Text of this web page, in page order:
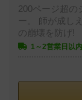
200ページ超の
ー。 師が成し
の崩壊を防げ!
1～2営業日以